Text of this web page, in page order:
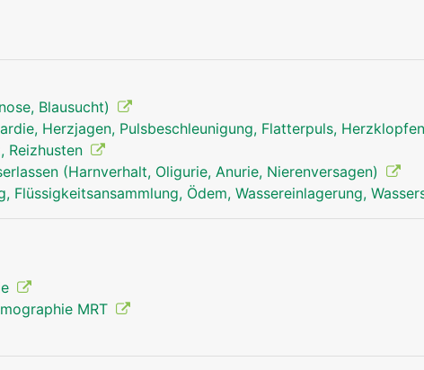
Blausucht)
Herzjagen, Pulsbeschleunigung, Flatterpuls,
Reizhusten
(Harnverhalt, Oligurie, Anurie, Nierenversagen)
Flüssigkeitsansammlung, Ödem, Wassereinlagerung,
MRT